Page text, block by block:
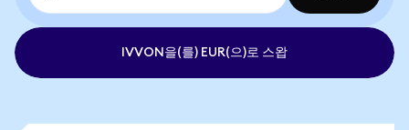
IVVON을(를) EUR(으)로 스왑